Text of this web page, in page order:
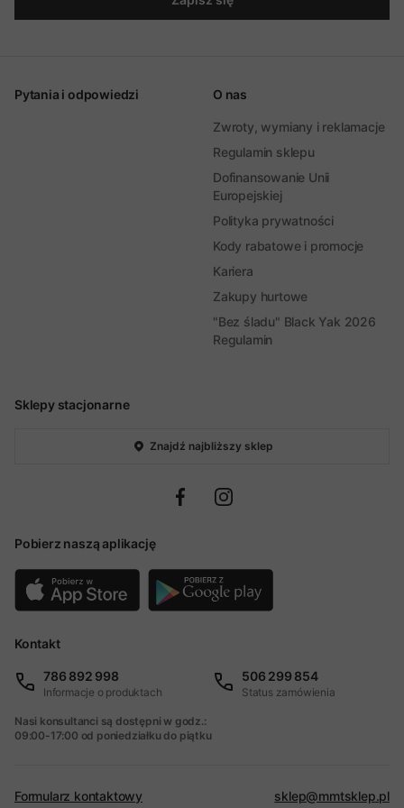
Sklepy stacjonarne
Znajdź najbliższy sklep
Pobierz naszą aplikację
Pytania i odpowiedzi O nas
Zwroty, wymiany i reklamacje
Regulamin sklepu
Dofinansowanie Unii
Europejskiej
Polityka prywatności
Kody rabatowe i promocje
Kariera
Zakupy hurtowe
"Bez śladu" Black Yak 2026
Regulamin
Kontakt
786 892 998
Informacje o produktach
506 299 854
Status zamówienia
Nasi konsultanci są dostępni w godz.:
09:00-17:00 od poniedziałku do piątku
Formularz kontaktowy sklep@mmtsklep.pl